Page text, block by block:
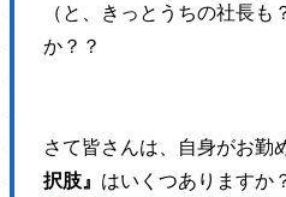
（と、きっとうちの社長も
か？？
さて皆さんは、自身がお勤
択肢』 はいくつありますか
<link rel='stylesheet' id='ppress-
<link rel='stylesheet' id='ppress-
<link rel='stylesheet' id='valEngine-
<link rel='stylesheet'